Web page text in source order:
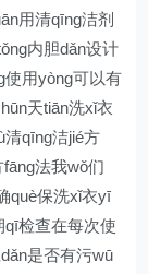
用清qīng洁剂
内胆dǎn设计
使用yòng可以有
天tiān洗xǐ衣
清qīng洁jié方
法我wǒ们
què保洗xǐ衣yī
qī检查在每次使
是否有污wū